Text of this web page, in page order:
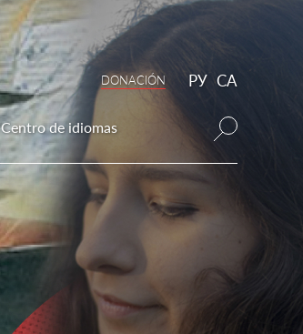
DONAСIÓN РУ CA
Centro de idiomas